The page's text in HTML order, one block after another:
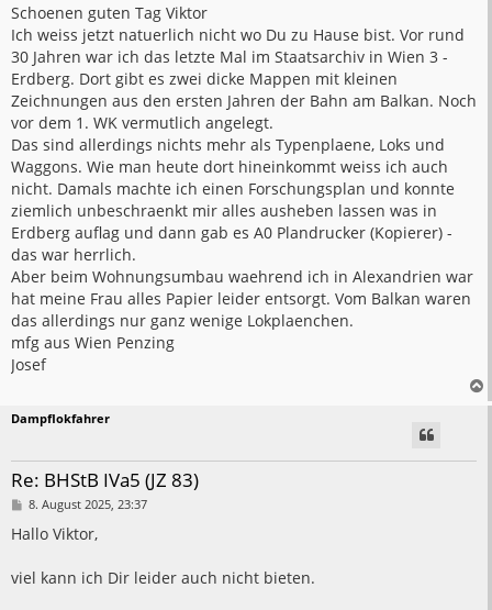
i
t
r
a
g
Schoenen guten Tag Viktor
Ich weiss jetzt natuerlich nicht wo Du zu Hause bist. Vor rund
30 Jahren war ich das letzte Mal im Staatsarchiv in Wien 3 -
Erdberg. Dort gibt es zwei dicke Mappen mit kleinen
Zeichnungen aus den ersten Jahren der Bahn am Balkan. Noch
vor dem 1. WK vermutlich angelegt.
Das sind allerdings nichts mehr als Typenplaene, Loks und
Waggons. Wie man heute dort hineinkommt weiss ich auch
nicht. Damals machte ich einen Forschungsplan und konnte
ziemlich unbeschraenkt mir alles ausheben lassen was in
Erdberg auflag und dann gab es A0 Plandrucker (Kopierer) -
das war herrlich.
Aber beim Wohnungsumbau waehrend ich in Alexandrien war
hat meine Frau alles Papier leider entsorgt. Vom Balkan waren
das allerdings nur ganz wenige Lokplaenchen.
mfg aus Wien Penzing
Josef
Dampflokfahrer
Re: BHStB IVa5 (JZ 83)
B
i
a
g
8. August 2025, 23:37
Hallo Viktor,
viel kann ich Dir leider auch nicht bieten.